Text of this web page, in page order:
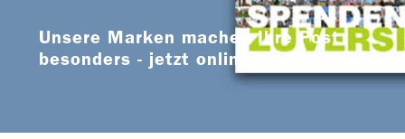
Unsere Marken machen Ihre Post
besonders - jetzt online bestellen